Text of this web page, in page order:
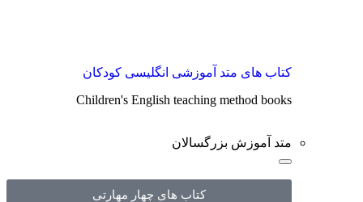
کتاب های متد آموزشی انگلیسی کودکان
Children's English teaching method books
متد آموزش بزرگسالان
کتاب های چهار مهارتی